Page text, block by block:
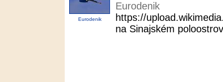
Eurodenik
Eurodenik
https://
na Sinajském